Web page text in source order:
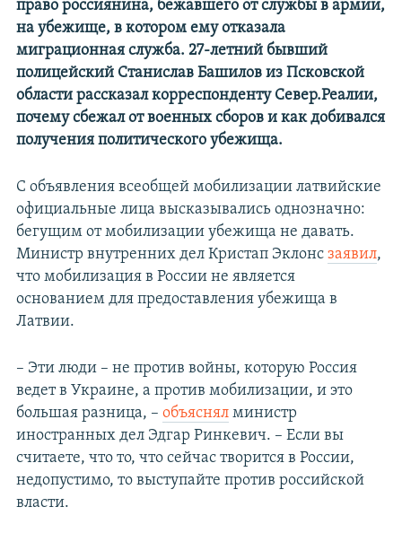
право россиянина, бежавшего от службы в армии,
на убежище, в котором ему отказала
миграционная служба. 27-летний бывший
полицейский Станислав Башилов из Псковской
области рассказал корреспонденту Север.Реалии,
почему сбежал от военных сборов и как добивался
получения политического убежища.
С объявления всеобщей мобилизации латвийские
официальные лица высказывались однозначно:
бегущим от мобилизации убежища не давать.
Министр внутренних дел Кристап Эклонс заявил,
что мобилизация в России не является
основанием для предоставления убежища в
Латвии.
– Эти люди – не против войны, которую Россия
ведет в Украине, а против мобилизации, и это
большая разница, – объяснял министр
иностранных дел Эдгар Ринкевич. – Если вы
считаете, что то, что сейчас творится в России,
недопустимо, то выступайте против российской
власти.